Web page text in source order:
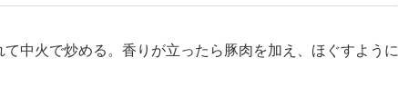
中火で炒める。香りが立ったら豚肉を加え、ほぐすように